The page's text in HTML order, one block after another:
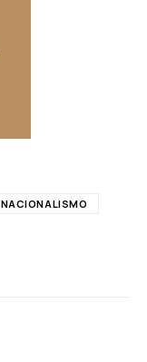
NACIONALISMO